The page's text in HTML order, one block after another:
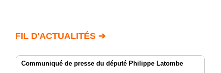
Agenda
Gazette
FIL D'ACTUALITÉS ➔
Communiqué de presse du député Philippe Latombe